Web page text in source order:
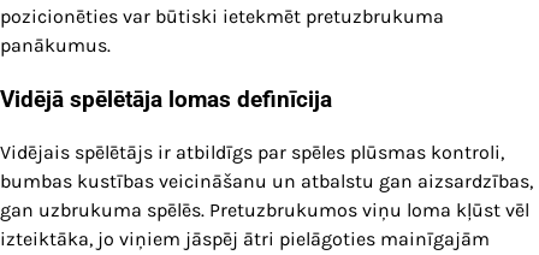
pozicionēties var būtiski ietekmēt pretuzbrukuma
panākumus.
Vidējā spēlētāja lomas definīcija
Vidējais spēlētājs ir atbildīgs par spēles plūsmas kontroli,
bumbas kustības veicināšanu un atbalstu gan aizsardzības,
gan uzbrukuma spēlēs. Pretuzbrukumos viņu loma kļūst vēl
izteiktāka, jo viņiem jāspēj ātri pielāgoties mainīgajām